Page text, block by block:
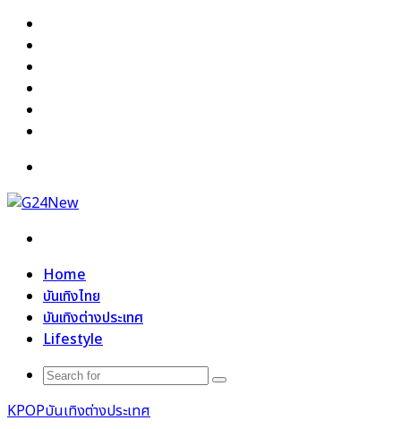
Home
บันเทิงไทย
บันเทิงต่างประเทศ
Lifestyle
Search
KPOPบันเทิงต่างประเทศ